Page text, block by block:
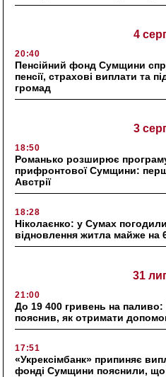
4
20:40
Пенсійний фонд Сумщини
пенсії, страхові виплати та
громад
3
18:50
Романько розширює програму
прифронтової Сумщини:
Австрії
18:28
Ніколаєнко: у Сумах
відновлення житла майже на
31
21:00
До 19 400 гривень на
пояснив, як отримати
17:51
«Укрексімбанк» припиняє
фонді Сумщини пояснили,